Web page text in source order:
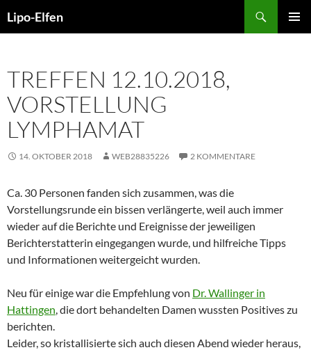
Inhalt
Lipo-Elfen
TREFFEN 12.10.2018,
VORSTELLUNG
LYMPHAMAT
14. OKTOBER 2018 WEB28835226 2 KOMMENTARE
Ca. 30 Personen fanden sich zusammen, was die
Vorstellungsrunde ein bissen verlängerte, weil auch immer
wieder auf die Berichte und Ereignisse der jeweiligen
Berichterstatterin eingegangen wurde, und hilfreiche Tipps
und Informationen weitergeicht wurden.
Neu für einige war die Empfehlung von Dr. Wallinger in
Hattingen, die dort behandelten Damen wussten Positives zu
berichten.
Leider, so kristallisierte sich auch diesen Abend wieder heraus,